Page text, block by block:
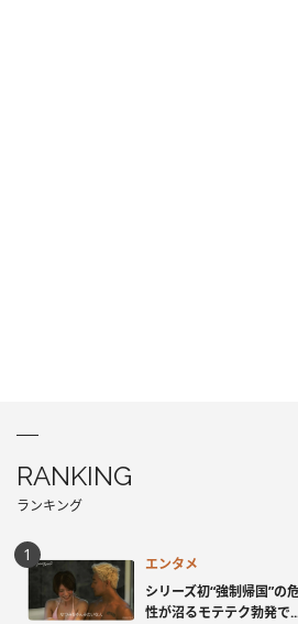
RANKING
ランキング
エンタメ
シリーズ初“強制帰国”
性が沼るモテテク勃発で